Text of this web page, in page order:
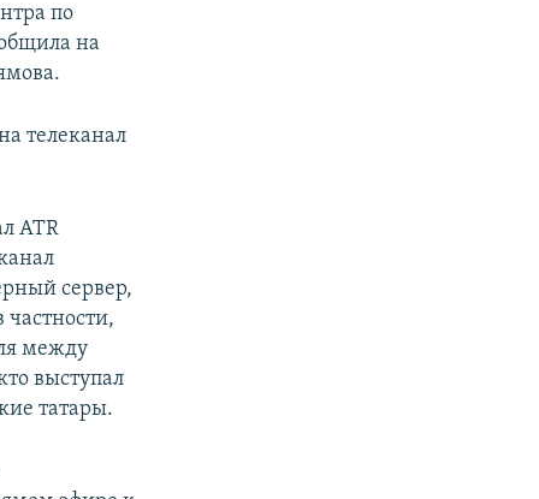
по
на
телеканал
ATR
сервер,
между
выступал
татары.